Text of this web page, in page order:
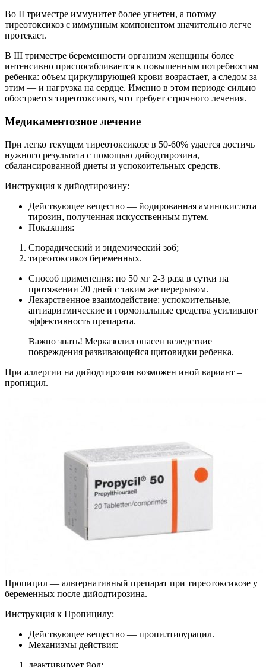
Во II триместре иммунитет более угнетен, а потому
тиреотоксикоз с иммунным компонентом значительно легче
протекает.
В III триместре беременности организм женщины более
интенсивно приспосабливается к повышенным потребностям
ребенка: объем циркулирующей крови возрастает, а следом за
этим — и нагрузка на сердце. Именно в этом периоде сильно
обостряется тиреотоксикоз, что требует строчного лечения.
Медикаментозное лечение
При легко текущем тиреотоксикозе в 50-60% удается достичь
нужного результата с помощью дийодтирозина,
сбалансированной диеты и успокоительных средств.
Инструкция к дийодтирозину:
Действующее вещество — йодированная аминокислота
тирозин, полученная искусственным путем.
Показания:
Спорадический и эндемический зоб;
тиреотоксикоз беременных.
Способ применения: по 50 мг 2-3 раза в сутки на
протяжении 20 дней с таким же перерывом.
Лекарственное взаимодействие: успокоительные,
антиаритмические и гормональные средства усиливают
эффективность препарата.
Важно знать! Мерказолил опасен вследствие
повреждения развивающейся щитовидки ребенка.
При аллергии на дийодтирозин возможен иной вариант –
пропицил.
Пропицил — альтернативный препарат при тиреотоксикозе у
беременных после дийодтирозина.
Инструкция к Пропицилу:
Действующее вещество — пропилтиоурацил.
Механизмы действия:
деактивирует йод;